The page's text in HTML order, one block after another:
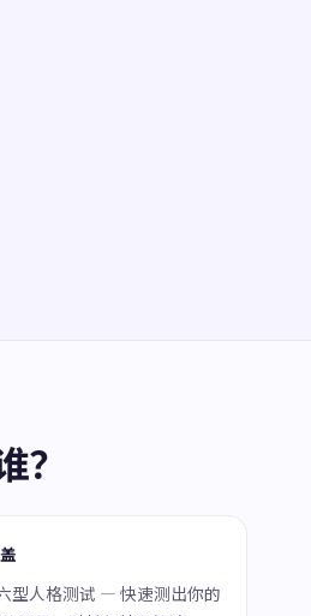
？
型人格测试 — 快速测出你的